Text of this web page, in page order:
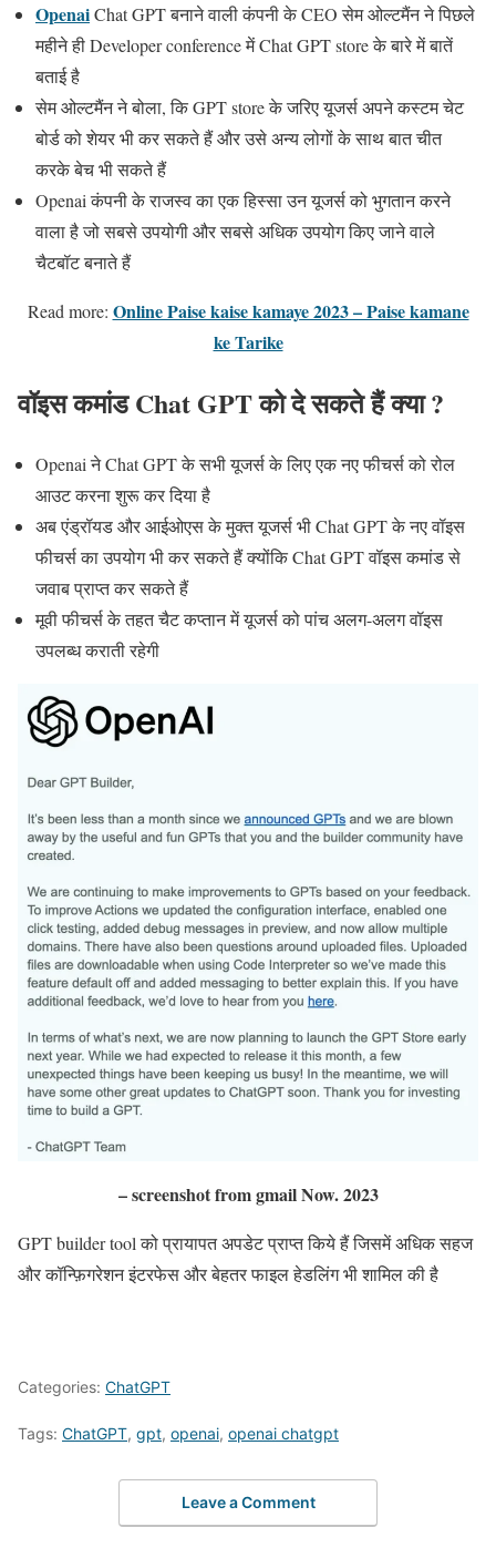
OpenaiChat GPT बनाने वाली कंपनी के CEO सेम ओल्टमैंन ने पिछले
महीने ही Developer conference में Chat GPT store के बारे में बातें
बताई है
सेम ओल्टमैंन ने बोला, कि GPT store के जरिए यूजर्स अपने कस्टम चेट
बोर्ड को शेयर भी कर सकते हैं और उसे अन्य लोगों के साथ बात चीत
करके बेच भी सकते हैं
Openai कंपनी के राजस्व का एक हिस्सा उन यूजर्स को भुगतान करने
वाला है जो सबसे उपयोगी और सबसे अधिक उपयोग किए जाने वाले
चैटबॉट बनाते हैं
Read more: Online Paise kaise kamaye 2023 – Paise kamane
ke Tarike
वॉइस कमांड Chat GPT को दे सकते हैं क्या ?
Openai ने Chat GPT के सभी यूजर्स के लिए एक नए फीचर्स को रोल
आउट करना शुरू कर दिया है
अब एंड्रॉयड और आईओएस के मुक्त यूजर्स भी Chat GPT के नए वॉइस
फीचर्स का उपयोग भी कर सकते हैं क्योंकि Chat GPT वॉइस कमांड से
जवाब प्राप्त कर सकते हैं
मूवी फीचर्स के तहत चैट कप्तान में यूजर्स को पांच अलग-अलग वॉइस
उपलब्ध कराती रहेगी
– screenshot from gmail Now. 2023
GPT builder tool को प्रायापत अपडेट प्राप्त किये हैं जिसमें अधिक सहज
और कॉन्फ़िगरेशन इंटरफेस और बेहतर फाइल हेडलिंग भी शामिल की है
Categories: ChatGPT
Tags: ChatGPT, gpt, openai, openai chatgpt
Leave a Comment